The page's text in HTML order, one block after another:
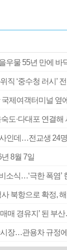
우물 55년 만에 바
직 ‘중수청 러시’
제여객터미널 옆
도·다대포 연결해
인데…전교생 24
8월 7일
소식…‘극한 폭염’
북항으로 확정,
매 경유지’ 된 부
장…관용차 규정